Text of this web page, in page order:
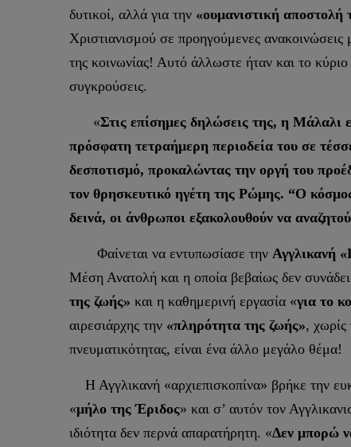
δυτικοί, αλλά για την «ουμανιστική αποστολή
Χριστιανισμού σε προηγούμενες
της κοινωνίας! Αυτό άλλωστε ήταν και το
συγκρούσεις.
«Στις επίσημες δηλώσεις της, η Μάλαλι
πρόσφατη τετραήμερη περιοδεία του σε
δεσποτισμό, προκαλώντας την οργή του
τον θρησκευτικό ηγέτη της Ρώμης. “Ο
δεινά, οι άνθρωποι εξακολουθούν να
Φαίνεται να εντυπωσίασε την Αγγλικανή
Μέση Ανατολή και η οποία βεβαίως δεν
της ζωής» και η καθημερινή εργασία «για το
αιρεσιάρχης την «πληρότητα της ζωής», χωρίς
πνευματικότητας, είναι ένα άλλο μεγάλο θέμα!
Η Αγγλικανή «αρχιεπισκοπίνα» βρήκε την
«μήλο της Έριδος» και σ’ αυτόν τον
ιδιότητα δεν περνά απαρατήρητη. «Δεν μπορώ